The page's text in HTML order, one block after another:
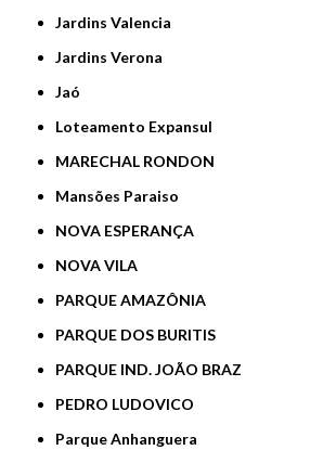
Jardins Valencia
Jardins Verona
Jaó
Loteamento Expansul
MARECHAL RONDON
Mansões Paraiso
NOVA ESPERANÇA
NOVA VILA
PARQUE AMAZÔNIA
PARQUE DOS BURITIS
PARQUE IND. JOÃO BRAZ
PEDRO LUDOVICO
Parque Anhanguera